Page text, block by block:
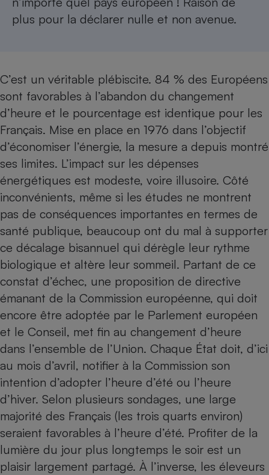
plus pour la déclarer nulle et non avenue.
C’est un véritable plébiscite. 84 % des Européens
sont favorables à l’abandon du changement
d’heure et le pourcentage est identique pour les
Français. Mise en place en 1976 dans l’objectif
d’économiser l’énergie, la mesure a depuis montré
ses limites. L’impact sur les dépenses
énergétiques est modeste, voire illusoire. Côté
inconvénients, même si les études ne montrent
pas de conséquences importantes en termes de
santé publique, beaucoup ont du mal à supporter
ce décalage bisannuel qui dérègle leur rythme
biologique et altère leur sommeil. Partant de ce
constat d’échec, une proposition de directive
émanant de la Commission européenne, qui doit
encore être adoptée par le Parlement européen
et le Conseil, met fin au changement d’heure
dans l’ensemble de l’Union. Chaque État doit, d’ici
au mois d’avril, notifier à la Commission son
intention d’adopter l’heure d’été ou l’heure
d’hiver. Selon plusieurs sondages, une large
majorité des Français (les trois quarts environ)
seraient favorables à l’heure d’été. Profiter de la
lumière du jour plus longtemps le soir est un
plaisir largement partagé. À l’inverse, les éleveurs
Complément
bouteille
Banque
Petit électroménager -
Lave-linge
Plaque de cuisson à
induction
Climatiseur -
Ventilateur
Téléviseur
Téléphone mobile -
Smartphone
Antivirus
Matelas
Radiateur électrique
Climatiseur -
Ventilateur
Antimoustique